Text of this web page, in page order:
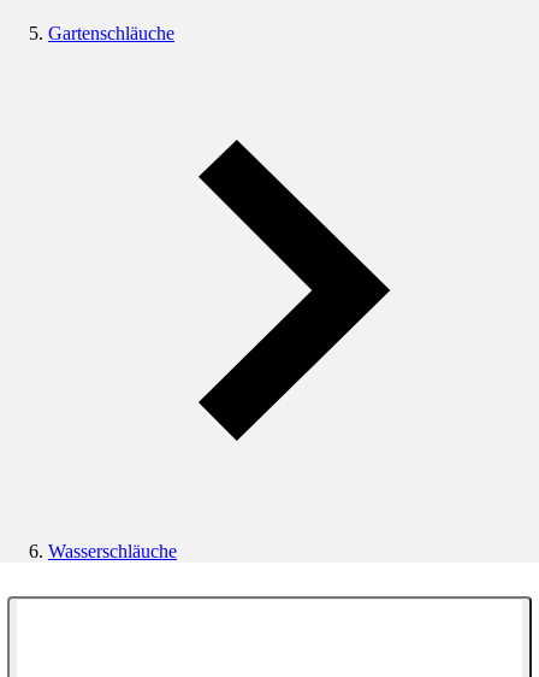
Gartenschläuche
Wasserschläuche